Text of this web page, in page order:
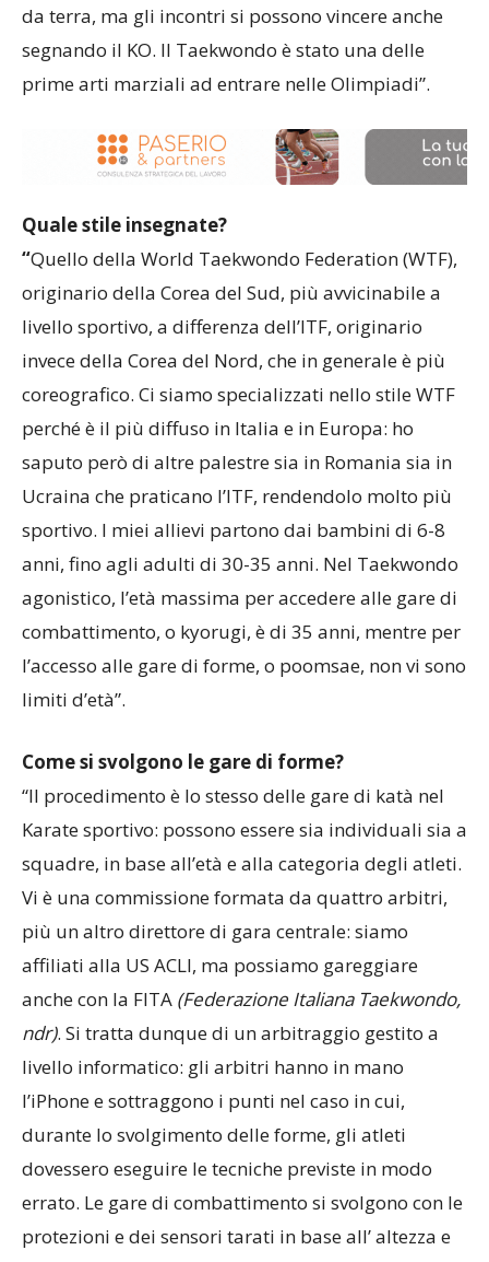
Quale stile insegnate?
“Quello della World Taekwondo Federation (WTF),
originario della Corea del Sud, più avvicinabile a
livello sportivo, a differenza dell’ITF, originario
invece della Corea del Nord, che in generale è più
coreografico. Ci siamo specializzati nello stile WTF
perché è il più diffuso in Italia e in Europa: ho
saputo però di altre palestre sia in Romania sia in
Ucraina che praticano l’ITF, rendendolo molto più
sportivo. I miei allievi partono dai bambini di 6-8
anni, fino agli adulti di 30-35 anni. Nel Taekwondo
agonistico, l’età massima per accedere alle gare di
combattimento, o kyorugi, è di 35 anni, mentre per
l’accesso alle gare di forme, o poomsae, non vi sono
Come si svolgono le gare di forme?
“Il procedimento è lo stesso delle gare di katà nel
Karate sportivo: possono essere sia individuali sia a
squadre, in base all’età e alla categoria degli atleti.
Vi è una commissione formata da quattro arbitri,
più un altro direttore di gara centrale: siamo
affiliati alla US ACLI, ma possiamo gareggiare
anche con la FITA(Federazione Italiana Taekwondo,
ndr). Si tratta dunque di un arbitraggio gestito a
livello informatico: gli arbitri hanno in mano
l’iPhone e sottraggono i punti nel caso in cui,
durante lo svolgimento delle forme, gli atleti
dovessero eseguire le tecniche previste in modo
errato. Le gare di combattimento si svolgono con le